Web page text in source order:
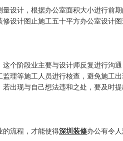
计，根据办公室面积大小进行前
修设计图止施工五十平方办公室设计图
这个阶段业主要与设计师反复进行沟通
理等施工人员进行核查，避免施工出现
若出现与自己想法违和之处，要及时
流程，才能使得深圳装修办公有令人